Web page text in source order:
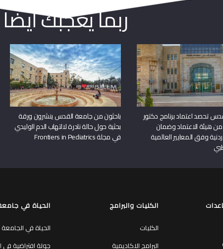
ربما يعجبك أيضا
تحصد اعتماد برنامج دكتور
هيئة الاعتماد وضمان
وفق المعايير العالمية
باحثون من جامعة القدس ينشرون ورقة
بحثية حول حالة نادرة لالتهاب الدم الوليدي
في مجلة Frontiers in Pediatrics
الكليات والبرامج
الكليات
البرامج الاكاديمية
الحياة في
الحياة في الجامعة
جولة افتراضية في